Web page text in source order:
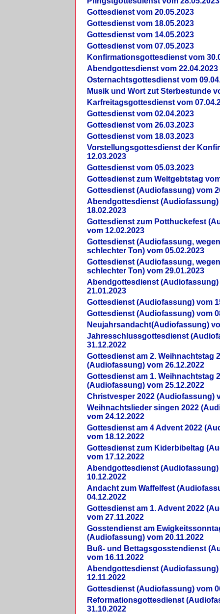
Gottesdienst vom 20.05.2023
Gottesdienst vom 18.05.2023
Gottesdienst vom 14.05.2023
Gottesdienst vom 07.05.2023
Konfirmationsgottesdienst vom
Abendgottesdienst vom 22.04.2023
Osternachtsgottesdienst vom
Musik und Wort zut Sterbestunde
Karfreitagsgottesdienst vom
Gottesdienst vom 02.04.2023
Gottesdienst vom 26.03.2023
Gottesdienst vom 18.03.2023
Vorstellungsgottesdienst der
12.03.2023
Gottesdienst vom 05.03.2023
Gottesdienst zum Weltgebtstag
Gottesdienst (Audiofassung) vom
Abendgottesdienst (Audiofassung)
18.02.2023
Gottesdienst zum Potthuckefest
vom 12.02.2023
Gottesdienst (Audiofassung,
schlechter Ton) vom 05.02.2023
Gottesdienst (Audiofassung,
schlechter Ton) vom 29.01.2023
Abendgottesdienst (Audiofassung)
21.01.2023
Gottesdienst (Audiofassung) vom
Gottesdienst (Audiofassung) vom
Neujahrsandacht(Audiofassung)
Jahresschlussgottesdienst
31.12.2022
Gottesdienst am 2. Weihnachtstag
(Audiofassung) vom 26.12.2022
Gottesdienst am 1. Weihnachtstag
(Audiofassung) vom 25.12.2022
Christvesper 2022 (Audiofassung)
Weihnachtslieder singen 2022
vom 24.12.2022
Gottesdienst am 4 Advent 2022
vom 18.12.2022
Gottesdienst zum Kiderbibeltag
vom 17.12.2022
Abendgottesdienst (Audiofassung)
10.12.2022
Andacht zum Waffelfest
04.12.2022
Gottesdienst am 1. Advent 2022
vom 27.11.2022
Gosstendienst am
(Audiofassung) vom 20.11.2022
Buß- und Bettagsgosstendienst
vom 16.11.2022
Abendgottesdienst (Audiofassung)
12.11.2022
Gottesdienst (Audiofassung) vom
Reformationsgottesdienst
31.10.2022